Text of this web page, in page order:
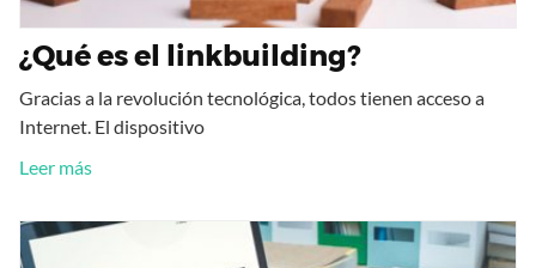
¿Qué es el linkbuilding?
Gracias a la revolución tecnológica, todos tienen acceso a
Internet. El dispositivo
Leer más